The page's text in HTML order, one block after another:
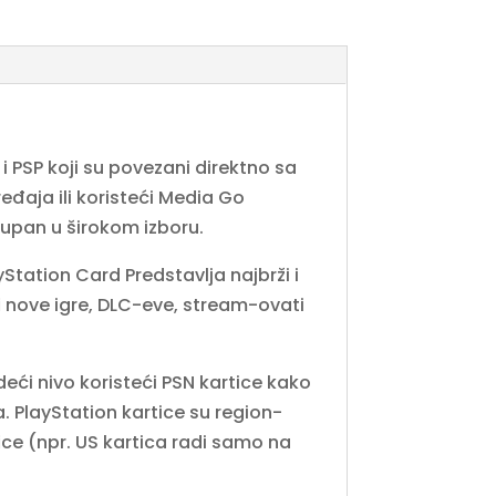
koji su povezani direktno sa
ili koristeći Media Go
u širokom izboru.
Card Predstavlja najbrži i
igre, DLC-eve, stream-ovati
nivo koristeći PSN kartice kako
PlayStation kartice su region-
(npr. US kartica radi samo na